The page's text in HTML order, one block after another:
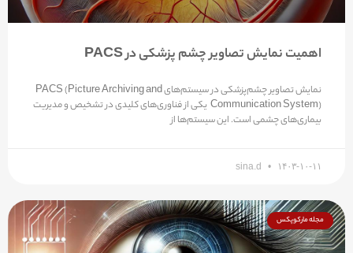
اهمیت نمایش تصاویر چشم پزشکی در PACS
نمایش تصاویر چشم‌پزشکی در سیستم‌های PACS (Picture Archiving and
Communication System) یکی از فناوری‌های کلیدی در تشخیص و مدیریت
بیماری‌های چشمی است. این سیستم‌ها از
sina.d ۱۴۰۳-۱۰-۱۱
مجله مارکوپکس